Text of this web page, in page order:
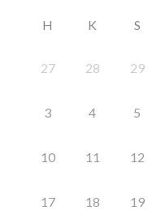
H K S
27 28 29
3 4 5
10 11 12
17 18 19